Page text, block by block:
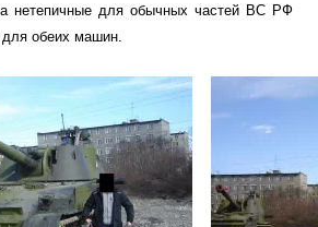
нетепичные для обычных частей ВС РФ
обеих машин.